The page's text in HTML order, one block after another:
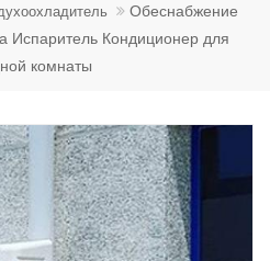
Обеснабжение
Испаритель Кондиционер для
комнаты